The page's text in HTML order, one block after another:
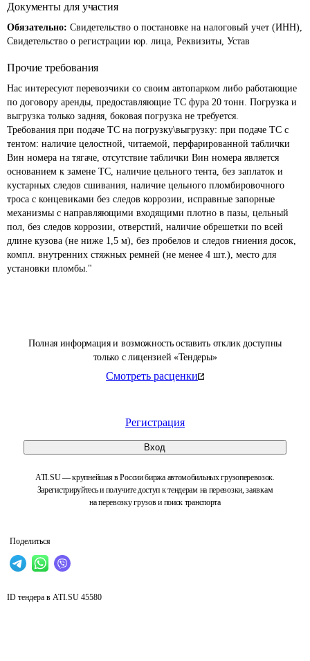
Полная информация и возможность оставить отклик доступны
только с лицензией «Тендеры»
Смотреть расценки
Регистрация
Вход
ATI.SU — крупнейшая в России биржа автомобильных грузоперевозок.
Зарегистрируйтесь и получите доступ к тендерам на перевозки, заявкам
на перевозку грузов и поиск транспорта
Поделиться
Документы для участия
Обязательно: Свидетельство о постановке на налоговый учет (ИНН),
Свидетельство о регистрации юр. лица, Реквизиты, Устав
Прочие требования
Нас интересуют перевозчики со своим автопарком либо работающие
по договору аренды, предоставляющие ТС фура 20 тонн. Погрузка и
выгрузка только задняя, боковая погрузка не требуется.
Требования при подаче ТС на погрузку\выгрузку: при подаче ТС с
тентом: наличие целостной, читаемой, перфарированной таблички
Вин номера на тягаче, отсутствие таблички Вин номера является
основанием к замене ТС, наличие цельного тента, без заплаток и
кустарных следов сшивания, наличие цельного пломбировочного
троса с концевиками без следов коррозии, исправные запорные
механизмы с направляющими входящими плотно в пазы, цельный
пол, без следов коррозии, отверстий, наличие обрешетки по всей
длине кузова (не ниже 1,5 м), без пробелов и следов гниения досок,
компл. внутренних стяжных ремней (не менее 4 шт.), место для
ID тендера в ATI.SU 45580